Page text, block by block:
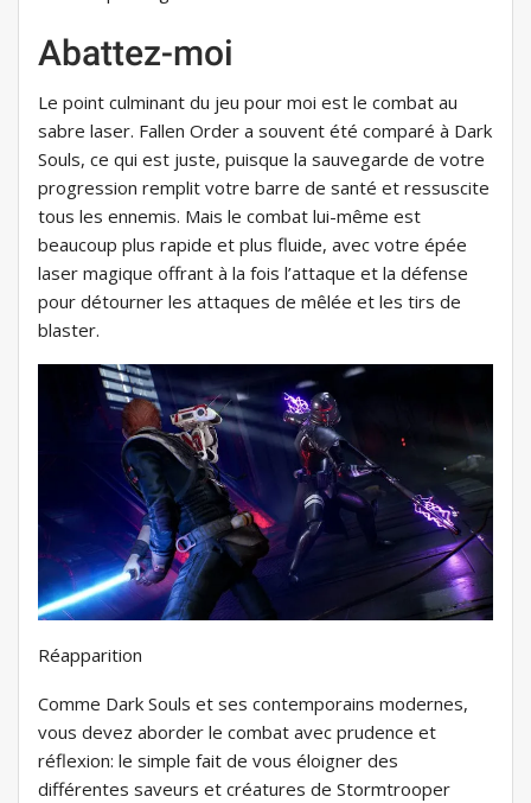
Abattez-moi
Le point culminant du jeu pour moi est le combat au
sabre laser. Fallen Order a souvent été comparé à Dark
Souls, ce qui est juste, puisque la sauvegarde de votre
progression remplit votre barre de santé et ressuscite
tous les ennemis. Mais le combat lui-même est
beaucoup plus rapide et plus fluide, avec votre épée
laser magique offrant à la fois l’attaque et la défense
pour détourner les attaques de mêlée et les tirs de
blaster.
Réapparition
Comme Dark Souls et ses contemporains modernes,
vous devez aborder le combat avec prudence et
réflexion: le simple fait de vous éloigner des
différentes saveurs et créatures de Stormtrooper